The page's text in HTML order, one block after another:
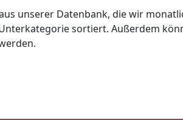
unserer Datenbank, die wir
sortiert. Außerdem